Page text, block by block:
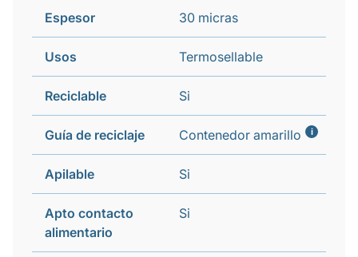
Espesor 30 micras
Usos Termosellable
Reciclable Si
Guía de reciclaje Contenedor amarillo i
Apilable Si
Apto contacto
alimentario
Si